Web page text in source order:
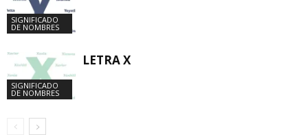
SIGNIFICADO
DE NOMBRES
SIGNIFICADO
DE NOMBRES
LETRA X